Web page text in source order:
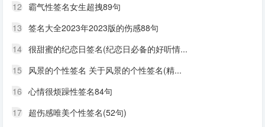
12 霸气性签名女生超拽89句
13 签名大全2023年2023版的伤感88句
14 很甜蜜的纪恋日签名(纪恋日必备的好听情...
15 风景的个性签名 关于风景的个性签名(精...
16 心情很烦躁性签名84句
17 超伤感唯美个性签名(52句)